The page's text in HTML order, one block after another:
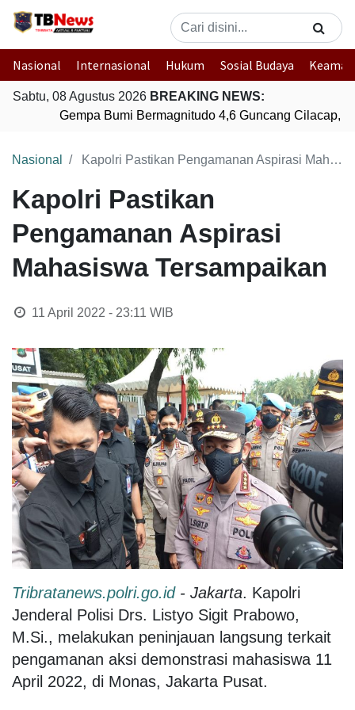
Nasional Internasional Hukum Sosial Budaya
Sabtu, 08 Agustus 2026 BREAKING NEWS:
Gempa Bumi Bermagnitudo 4,6 Guncang Cilacap,
Nasional Kapolri Pastikan Pengamanan Aspirasi Mahasiswa Tersampaikan
Kapolri Pastikan
Pengamanan Aspirasi
Mahasiswa Tersampaikan
11 April 2022 - 23:11 WIB
Tribratanews.polri.go.id- Jakarta. Kapolri
Jenderal Polisi Drs. Listyo Sigit Prabowo,
M.Si., melakukan peninjauan langsung terkait
pengamanan aksi demonstrasi mahasiswa 11
April 2022, di Monas, Jakarta Pusat.